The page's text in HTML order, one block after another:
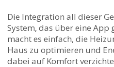
Die Integration all dieser
System, das über eine⁣ App
macht es⁤ einfach, die
Haus zu optimieren‍ und
dabei ⁤auf Komfort